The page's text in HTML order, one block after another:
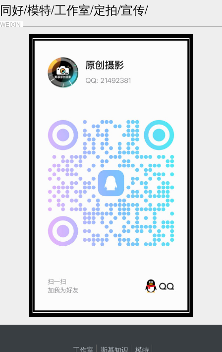
同好/模特/工作室/定拍/宣传/
WEIXIN
工作室 斯慕知识 模特